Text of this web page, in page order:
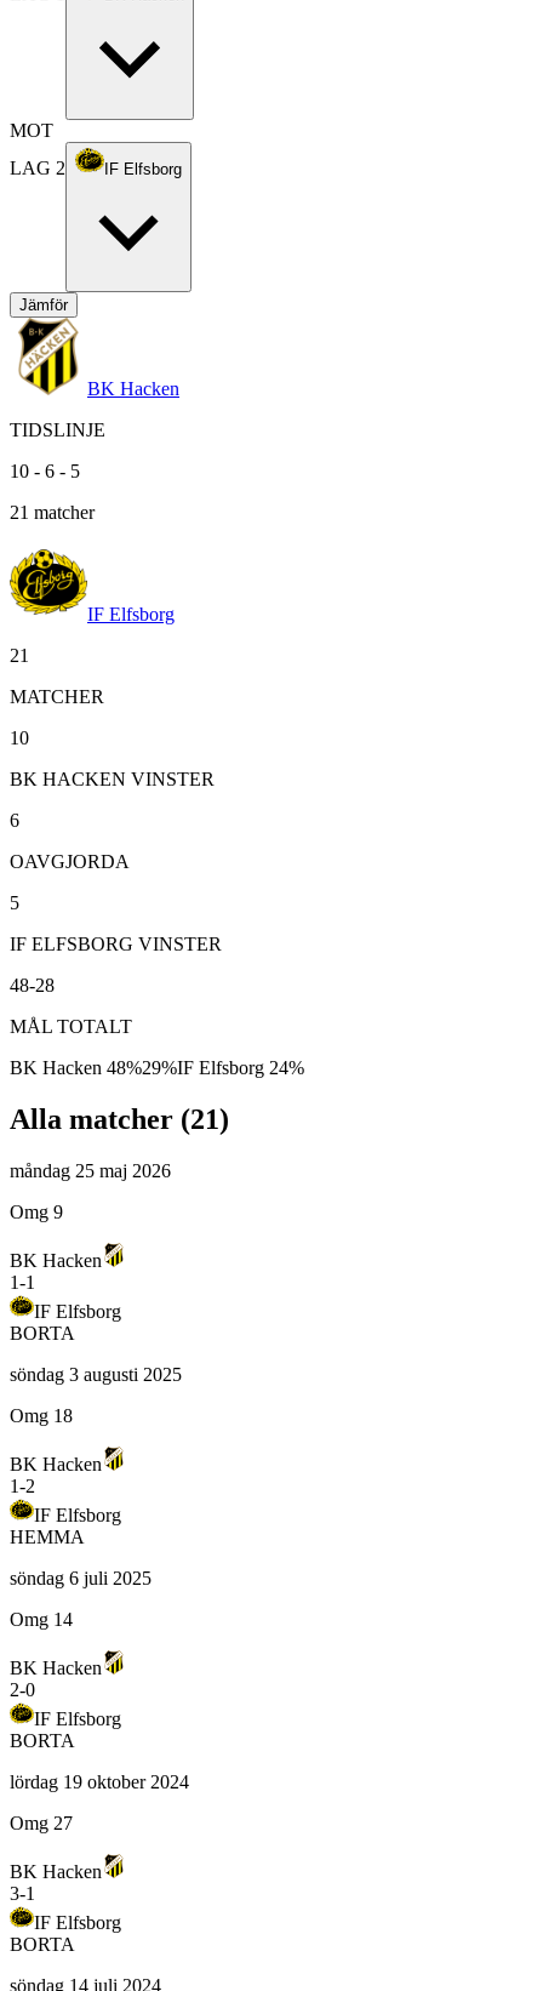
MOT
LAG 2
IF Elfsborg
Jämför
BK Hacken
TIDSLINJE
10 - 6 - 5
21 matcher
IF Elfsborg
21
MATCHER
10
BK HACKEN VINSTER
6
OAVGJORDA
5
IF ELFSBORG VINSTER
48-28
MÅL TOTALT
BK Hacken 48%29%IF Elfsborg 24%
Alla matcher (21)
måndag 25 maj 2026
Omg 9
BK Hacken
1-1
IF Elfsborg
BORTA
söndag 3 augusti 2025
Omg 18
BK Hacken
1-2
IF Elfsborg
HEMMA
söndag 6 juli 2025
Omg 14
BK Hacken
2-0
IF Elfsborg
BORTA
lördag 19 oktober 2024
Omg 27
BK Hacken
3-1
IF Elfsborg
BORTA
söndag 14 juli 2024